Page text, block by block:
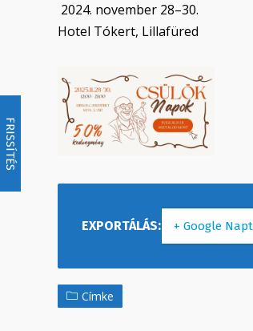
FRISSÍTÉS
2024. november 28–30.
Hotel Tókert, Lillafüred
+ Google
Címke